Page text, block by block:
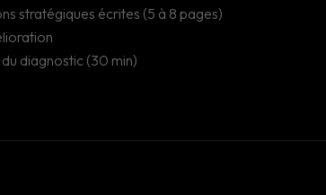
stratégiques écrites (5 à 8 pages)
diagnostic (30 min)